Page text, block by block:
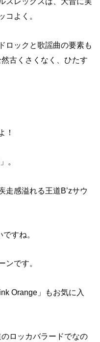
コよく。
ロックと歌謡曲の要素も
古くさくなく、ひたす
！
。
走感溢れる王道B’zサウ
すね。
ンです。
Orange」もお気に入
ロッカバラードでなの